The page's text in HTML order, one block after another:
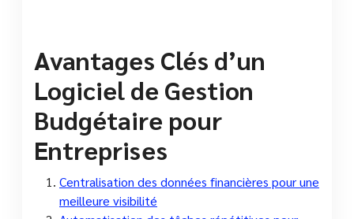
Avantages Clés d’un
Logiciel de Gestion
Budgétaire pour
Entreprises
Centralisation des données financières pour une
meilleure visibilité